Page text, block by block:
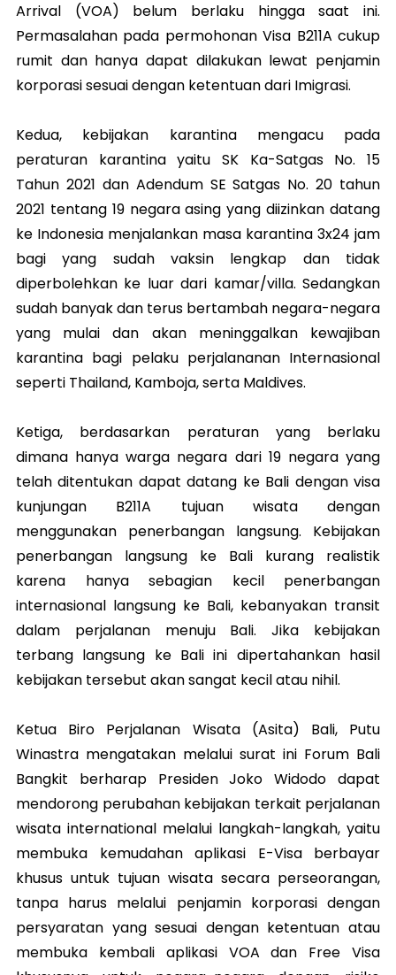
Arrival (VOA) belum berlaku hingga saat ini.
Permasalahan pada permohonan Visa B211A cukup
rumit dan hanya dapat dilakukan lewat penjamin
korporasi sesuai dengan ketentuan dari Imigrasi.
Kedua, kebijakan karantina mengacu pada
peraturan karantina yaitu SK Ka-Satgas No. 15
Tahun 2021 dan Adendum SE Satgas No. 20 tahun
2021 tentang 19 negara asing yang diizinkan datang
ke Indonesia menjalankan masa karantina 3x24 jam
bagi yang sudah vaksin lengkap dan tidak
diperbolehkan ke luar dari kamar/villa. Sedangkan
sudah banyak dan terus bertambah negara-negara
yang mulai dan akan meninggalkan kewajiban
karantina bagi pelaku perjalananan Internasional
seperti Thailand, Kamboja, serta Maldives.
Ketiga, berdasarkan peraturan yang berlaku
dimana hanya warga negara dari 19 negara yang
telah ditentukan dapat datang ke Bali dengan visa
kunjungan B211A tujuan wisata dengan
menggunakan penerbangan langsung. Kebijakan
penerbangan langsung ke Bali kurang realistik
karena hanya sebagian kecil penerbangan
internasional langsung ke Bali, kebanyakan transit
dalam perjalanan menuju Bali. Jika kebijakan
terbang langsung ke Bali ini dipertahankan hasil
kebijakan tersebut akan sangat kecil atau nihil.
Ketua Biro Perjalanan Wisata (Asita) Bali, Putu
Winastra mengatakan melalui surat ini Forum Bali
Bangkit berharap Presiden Joko Widodo dapat
mendorong perubahan kebijakan terkait perjalanan
wisata international melalui langkah-langkah, yaitu
membuka kemudahan aplikasi E-Visa berbayar
khusus untuk tujuan wisata secara perseorangan,
tanpa harus melalui penjamin korporasi dengan
persyaratan yang sesuai dengan ketentuan atau
membuka kembali aplikasi VOA dan Free Visa